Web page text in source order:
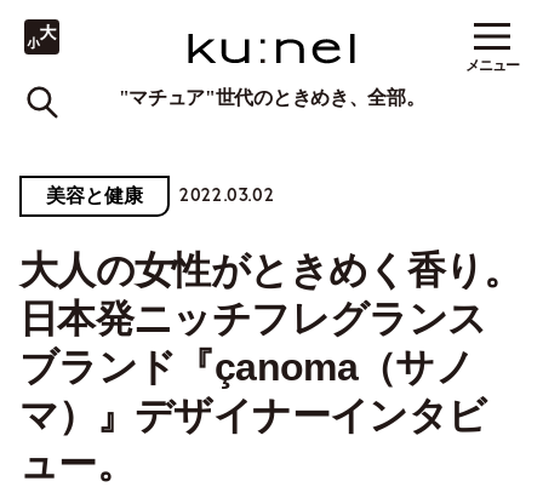
"マチュア"世代のときめき、全部。
メニュー
美容と健康 2022.03.02
大人の女性がときめく香り。
日本発ニッチフレグランス
ブランド『çanoma（サノ
マ）』デザイナーインタビ
ュー。